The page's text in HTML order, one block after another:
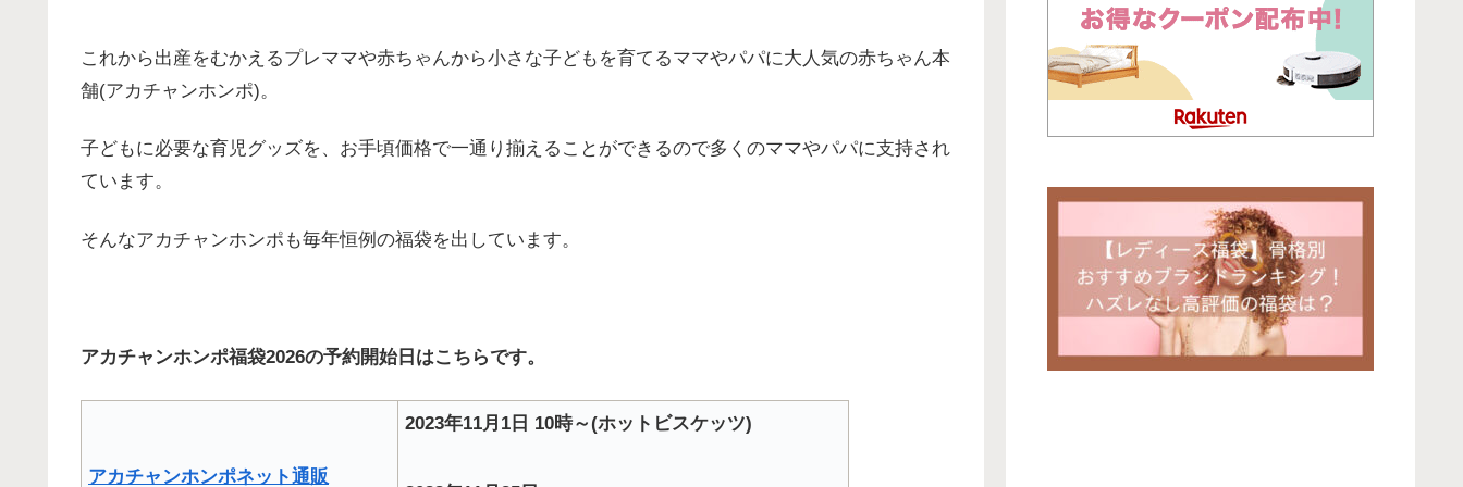
これから出産をむかえるプレママや赤ちゃんから小さな子どもを育てるママやパパに大人気の赤ちゃん本
舗(アカチャンホンポ)。
子どもに必要な育児グッズを、お手頃価格で一通り揃えることができるので多くのママやパパに支持され
ています。
そんなアカチャンホンポも毎年恒例の福袋を出しています。
アカチャンホンポ福袋2026の予約開始日はこちらです。
アカチャンホンポネット通販
2023年11月1日 10時～(ホットビスケッツ)